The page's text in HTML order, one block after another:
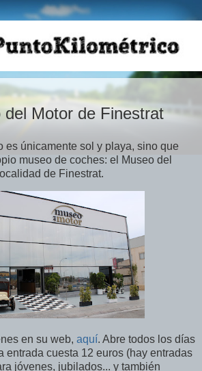
Motor de Finestrat
es únicamente sol y playa, sino que
museo de coches: el Museo del
de Finestrat.
en su web, aquí. Abre todos los días
entrada cuesta 12 euros (hay entradas
jóvenes, jubilados... y también